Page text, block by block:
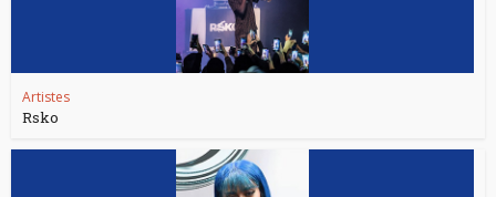
Artistes
Rsko